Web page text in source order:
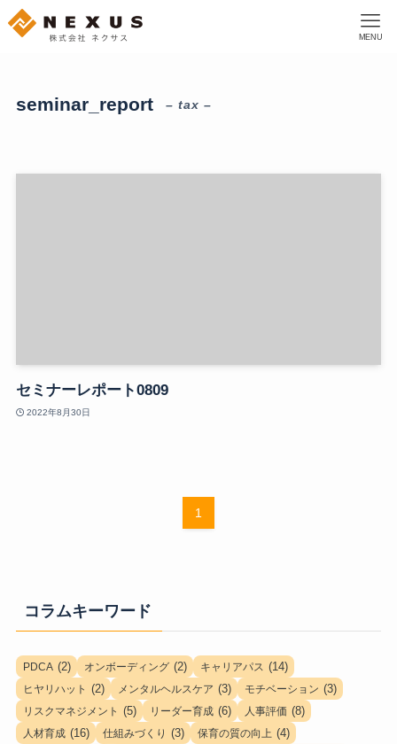
MENU
seminar_report – tax –
セミナーレポート0809
2022年8月30日
1
コラムキーワード
PDCA (2) オンボーディング (2) キャリアパス (14)
ヒヤリハット (2) メンタルヘルスケア (3) モチベーション (3)
リスクマネジメント (5) リーダー育成 (6) 人事評価 (8)
人材育成 (16) 仕組みづくり (3) 保育の質の向上 (4)